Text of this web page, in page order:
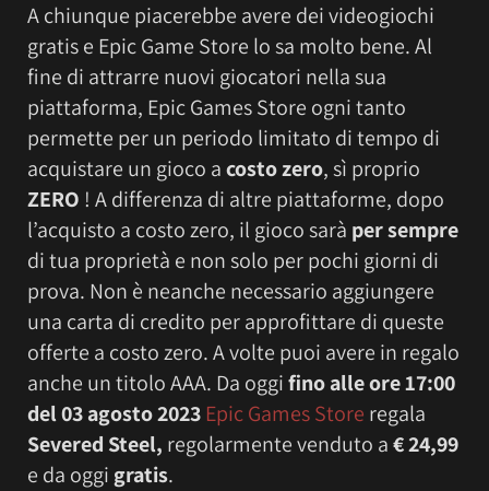
A chiunque piacerebbe avere dei videogiochi
gratis e Epic Game Store lo sa molto bene. Al
fine di attrarre nuovi giocatori nella sua
piattaforma, Epic Games Store ogni tanto
permette per un periodo limitato di tempo di
acquistare un gioco acosto zero, sì proprio
ZERO ! A differenza di altre piattaforme, dopo
l’acquisto a costo zero, il gioco sarà per sempre
di tua proprietà e non solo per pochi giorni di
prova. Non è neanche necessario aggiungere
una carta di credito per approfittare di queste
offerte a costo zero. A volte puoi avere in regalo
anche un titolo AAA. Da oggifino alle ore17:00
del 03 agosto 2023 Epic Games Store regala
Severed Steel, regolarmente venduto a€ 24,99
e da oggi gratis.